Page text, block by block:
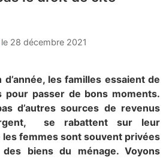
le 28 décembre 2021
les familles essaient de
pour passer de bons moments.
d’autres sources de revenus
se rabattent sur leur
les femmes sont souvent privées
biens du ménage. Voyons